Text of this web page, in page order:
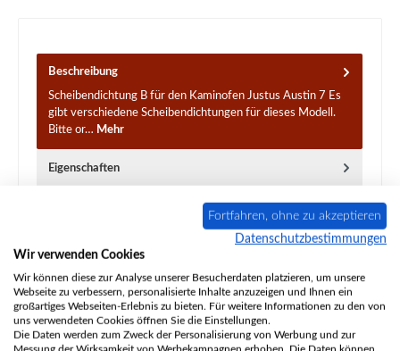
Beschreibung
Scheibendichtung B für den Kaminofen Justus Austin 7 Es
gibt verschiedene Scheibendichtungen für dieses Modell.
Bitte or… Mehr
Eigenschaften
Angaben zur Produktsicherheit
Produktgalerie überspringen
Zubehör
Fortfahren, ohne zu akzeptieren
Datenschutzbestimmungen
Wir verwenden Cookies
Wir können diese zur Analyse unserer Besucherdaten platzieren, um unsere
Webseite zu verbessern, personalisierte Inhalte anzuzeigen und Ihnen ein
großartiges Webseiten-Erlebnis zu bieten. Für weitere Informationen zu den von
uns verwendeten Cookies öffnen Sie die Einstellungen.
Die Daten werden zum Zweck der Personalisierung von Werbung und zur